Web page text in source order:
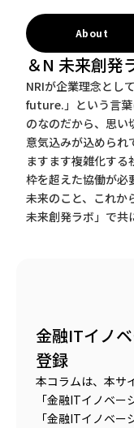
About
＆N 未来創発
NRIが企業理念とし
future.」という言葉
のなのだから、思い
意気込みが込められ
ますます複雑化す
枠を超えた協働が必
未来のこと、これか
未来創発ラボ」で共
金融ITイノ
登録
本コラムは、本サ
「金融ITイノベー
「金融ITイノベ